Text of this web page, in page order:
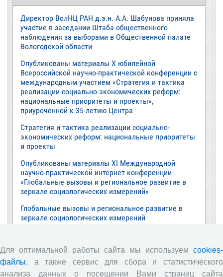
Директор ВолНЦ РАН д.э.н. А.А. Шабунова приняла
участие в заседании Штаба общественного
наблюдения за выборами в Общественной палате
Вологодской области
Опубликованы материалы X юбилейной
Всероссийской научно-практической конференции с
международным участием «Стратегия и тактика
реализации социально-экономических реформ:
национальные приоритеты и проекты»,
приуроченной к 35-летию Центра
Стратегия и тактика реализации социально-
экономических реформ: национальные приоритеты
и проекты
Опубликованы материалы XI Международной
научно-практической интернет-конференции
«Глобальные вызовы и региональное развитие в
зеркале социологических измерений»
Глобальные вызовы и региональное развитие в
зеркале социологических измерений
Обзор научных публикаций
Для оптимальной работы сайта мы используем cookies-
файлы, а также сервис для сбора и статистического
анализа данных о посещении Вами страниц сайта